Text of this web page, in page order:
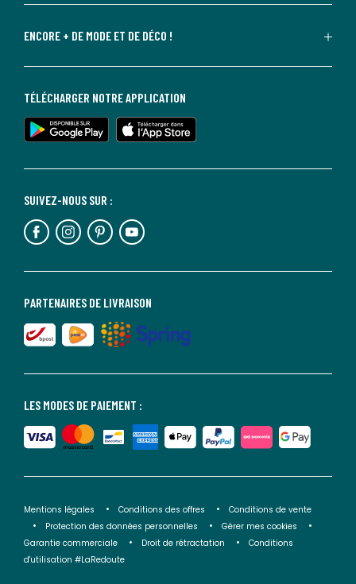
ENCORE + DE MODE ET DE DÉCO !
LES MODES DE PAIEMENT :
PARTENAIRES DE LIVRAISON
SUIVEZ-NOUS SUR :
TÉLÉCHARGER NOTRE APPLICATION
Mentions légales Conditions des offres
Conditions de vente
Protection des données personnelles
Gérer mes cookies
Garantie commerciale
Droit de rétractation
Conditions
d'utilisation #LaRedoute